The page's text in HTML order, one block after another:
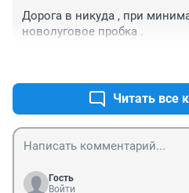
Дорога в никуда , при
новолуговое пробка .
Читать все
Гость
Войти